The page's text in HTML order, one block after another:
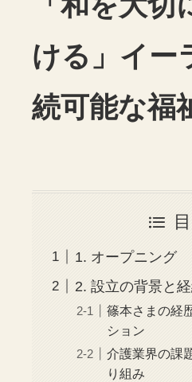
ける」イー
続可能な福
1. オープニング
2. 設立の背景と
篠本さまの経
ション
介護業界の課
り組み